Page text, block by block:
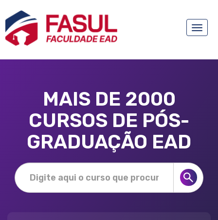
Toggle
MAIS DE 2000
CURSOS DE PÓS-
GRADUAÇÃO EAD